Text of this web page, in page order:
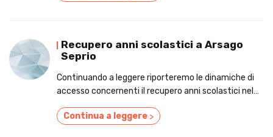
Recupero anni scolastici a Arsago
Seprio
Continuando a leggere riporteremo le dinamiche di
accesso concernenti il recupero anni scolastici nel
Continua a leggere >